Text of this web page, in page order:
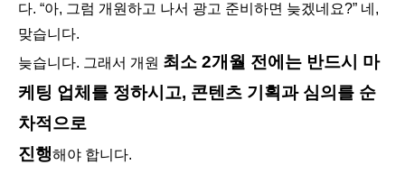
다. “아, 그럼 개원하고 나서 광고 준비하면 늦겠네요?” 네,
맞습니다.
늦습니다. 그래서 개원 최소 2개월 전에는 반드시 마
케팅 업체를 정하시고, 콘텐츠 기획과 심의를 순
차적으로
진행해야 합니다.